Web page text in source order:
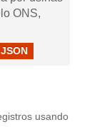
ONS,
JSON
usando